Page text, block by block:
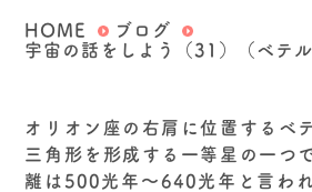
HOME
ブログ
宇宙の話をしよう（31）（ベテル
オリオン座の右肩に位置するベ
三角形を形成する一等星の一つ
離は500光年〜640光年と言わ